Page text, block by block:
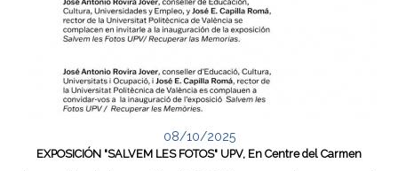
08/10/2025
EXPOSICIÓN "SALVEM LES FOTOS" UPV, En Centre del Carmen